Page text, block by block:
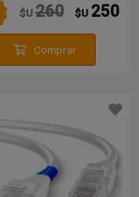
$U260 $U 250
Comprar